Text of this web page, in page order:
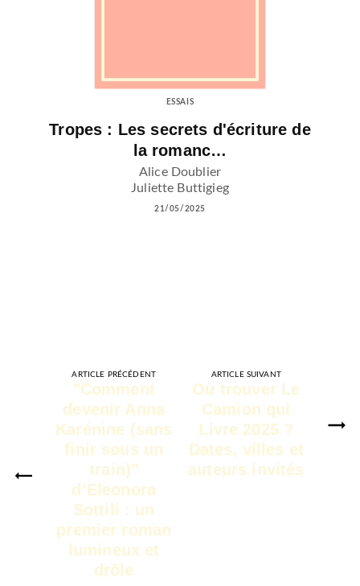
ESSAIS
Tropes : Les secrets d'écriture de
la romanc…
Alice Doublier
Juliette Buttigieg
21/05/2025
ARTICLE PRÉCÉDENT
"Comment
devenir Anna
Karénine (sans
finir sous un
train)"
d’Eleonora
Sottili : un
premier roman
lumineux et
drôle
ARTICLE SUIVANT
Où trouver Le
Camion qui
Livre 2025 ?
Dates, villes et
auteurs invités